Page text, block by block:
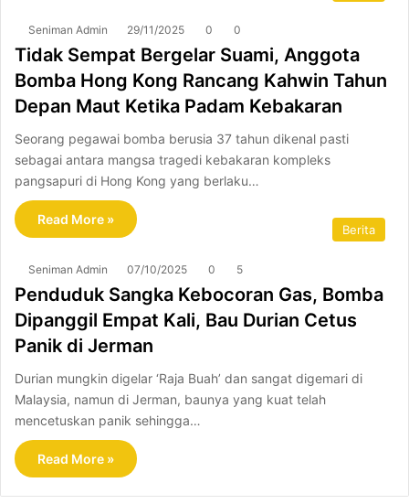
Seniman Admin 29/11/2025 0 0
Tidak Sempat Bergelar Suami, Anggota
Bomba Hong Kong Rancang Kahwin Tahun
Depan Maut Ketika Padam Kebakaran
Seorang pegawai bomba berusia 37 tahun dikenal pasti
sebagai antara mangsa tragedi kebakaran kompleks
pangsapuri di Hong Kong yang berlaku…
Read More »
Berita
Seniman Admin 07/10/2025 0 5
Penduduk Sangka Kebocoran Gas, Bomba
Dipanggil Empat Kali, Bau Durian Cetus
Panik di Jerman
Durian mungkin digelar ‘Raja Buah’ dan sangat digemari di
Malaysia, namun di Jerman, baunya yang kuat telah
mencetuskan panik sehingga…
Read More »